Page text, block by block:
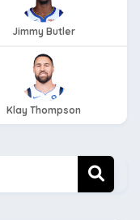
Jimmy Butler
Klay Thompson